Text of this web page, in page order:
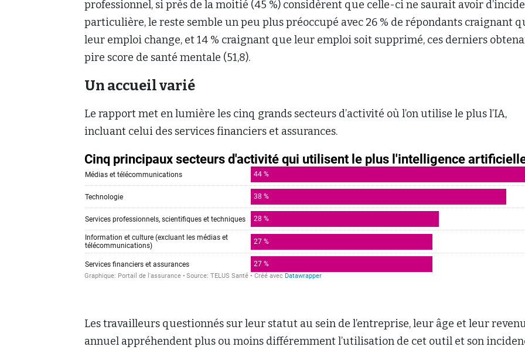
professionnel, si près de la moitié (45 %) considèrent que celle-ci ne saurait avoir
particulière, le reste semble un peu plus préoccupé avec 26 % de répondants craignant
leur emploi change, et 14 % craignant que leur emploi soit supprimé, ces derniers
pire score de santé mentale (51,8).
Un accueil varié
Le rapport met en lumière les cinq grands secteurs d’activité où l’on utilise le plus l’IA,
incluant celui des services financiers et assurances.
Les travailleurs questionnés sur leur statut au sein de l’entreprise, leur âge et leur
annuel appréhendent plus ou moins différemment l’utilisation de cet outil et son